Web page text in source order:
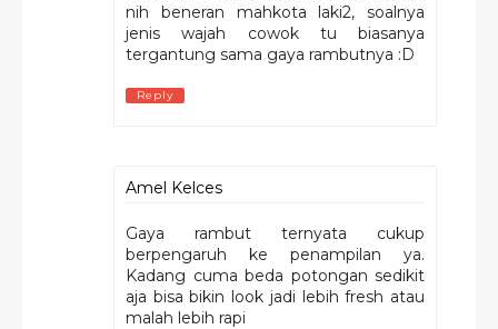
nih beneran mahkota laki2, soalnya
jenis wajah cowok tu biasanya
tergantung sama gaya rambutnya :D
Reply
Amel Kelces
Gaya rambut ternyata cukup
berpengaruh ke penampilan ya.
Kadang cuma beda potongan sedikit
aja bisa bikin look jadi lebih fresh atau
malah lebih rapi